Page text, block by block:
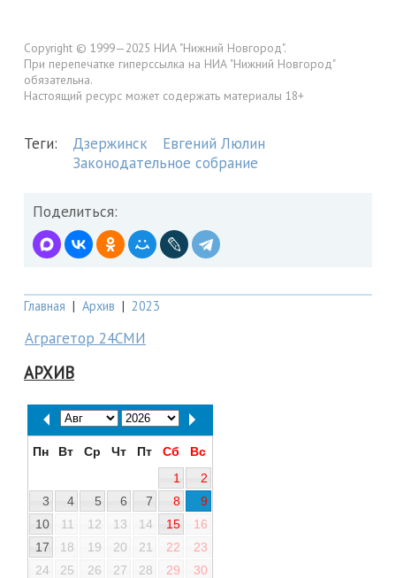
Copyright © 1999—2025 НИА "Нижний Новгород".
При перепечатке гиперссылка на НИА "Нижний Новгород"
обязательна.
Настоящий ресурс может содержать материалы 18+
Теги: Дзержинск
Евгений Люлин
Законодательное собрание
Поделиться:
Главная | Архив | 2023
Аграгетор 24СМИ
АРХИВ
Пн Вт Ср Чт Пт Сб
Вс
1
2
3
4 5 6 7 8
9
10
11 12 13 14 15
16
17
18 19 20 21 22
23
24
25 26 27 28 29
30